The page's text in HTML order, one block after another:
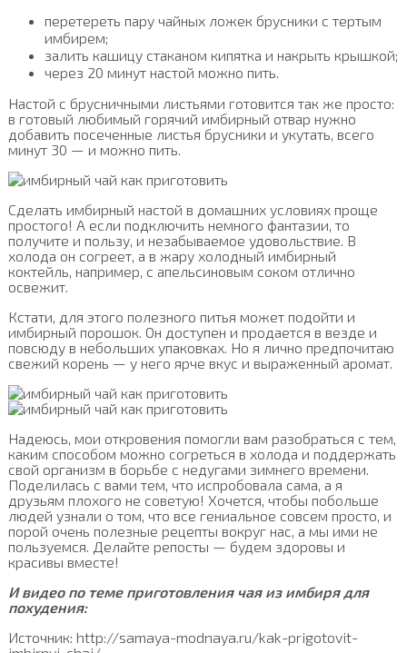
перетереть пару чайных ложек брусники с тертым
имбирем;
залить кашицу стаканом кипятка и накрыть крышкой;
через 20 минут настой можно пить.
Настой с брусничными листьями готовится так же просто:
в готовый любимый горячий имбирный отвар нужно
добавить посеченные листья брусники и укутать, всего
минут 30 — и можно пить.
Сделать имбирный настой в домашних условиях проще
простого! А если подключить немного фантазии, то
получите и пользу, и незабываемое удовольствие. В
холода он согреет, а в жару холодный имбирный
коктейль, например, с апельсиновым соком отлично
освежит.
Кстати, для этого полезного питья может подойти и
имбирный порошок. Он доступен и продается в везде и
повсюду в небольших упаковках. Но я лично предпочитаю
свежий корень — у него ярче вкус и выраженный аромат.
Надеюсь, мои откровения помогли вам разобраться с тем,
каким способом можно согреться в холода и поддержать
свой организм в борьбе с недугами зимнего времени.
Поделилась с вами тем, что испробовала сама, а я
друзьям плохого не советую! Хочется, чтобы побольше
людей узнали о том, что все гениальное совсем просто, и
порой очень полезные рецепты вокруг нас, а мы ими не
пользуемся. Делайте репосты — будем здоровы и
красивы вместе!
И видео по теме приготовления чая из имбиря для
похудения:
Источник: http://samaya-modnaya.ru/kak-prigotovit-